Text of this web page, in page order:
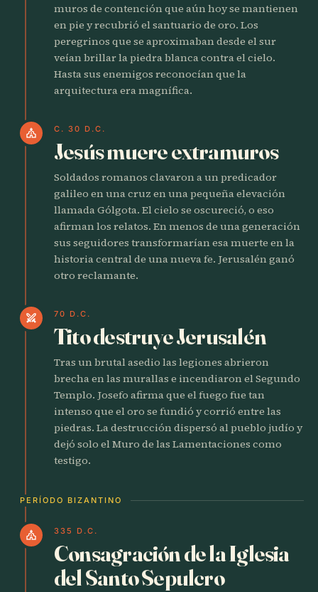
muros de contención que aún hoy se mantienen
en pie y recubrió el santuario de oro. Los
peregrinos que se aproximaban desde el sur
veían brillar la piedra blanca contra el cielo.
Hasta sus enemigos reconocían que la
arquitectura era magnífica.
church C. 30 D.C.
Jesús muere extramuros
Soldados romanos clavaron a un predicador
galileo en una cruz en una pequeña elevación
llamada Gólgota. El cielo se oscureció, o eso
afirman los relatos. En menos de una generación
sus seguidores transformarían esa muerte en la
historia central de una nueva fe. Jerusalén ganó
otro reclamante.
swords 70 D.C.
Tito destruye Jerusalén
Tras un brutal asedio las legiones abrieron
brecha en las murallas e incendiaron el Segundo
Templo. Josefo afirma que el fuego fue tan
intenso que el oro se fundió y corrió entre las
piedras. La destrucción dispersó al pueblo judío y
dejó solo el Muro de las Lamentaciones como
testigo.
PERÍODO BIZANTINO
church 335 D.C.
Consagración de la Iglesia
del Santo Sepulcro